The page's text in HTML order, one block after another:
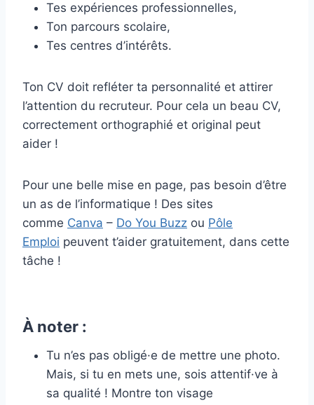
Tes expériences professionnelles,
Ton parcours scolaire,
Tes centres d’intérêts.
Ton CV doit refléter ta personnalité et attirer
l’attention du recruteur. Pour cela un beau CV,
correctement orthographié et original peut
aider !
Pour une belle mise en page, pas besoin d’être
un as de l’informatique ! Des sites
comme Canva – Do You Buzz ou Pôle
Emploi peuvent t’aider gratuitement, dans cette
tâche !
À noter :
Tu n’es pas obligé·e de mettre une photo.
Mais, si tu en mets une, sois attentif·ve à
sa qualité ! Montre ton visage